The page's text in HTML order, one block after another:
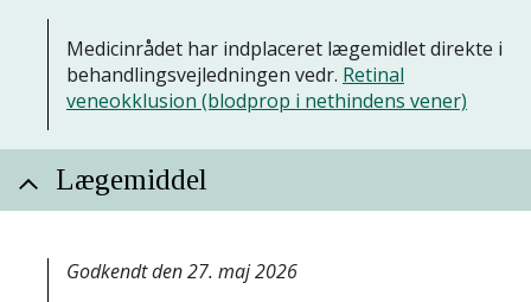
Medicinrådet har indplaceret lægemidlet direkte i
behandlingsvejledningen vedr. Retinal
veneokklusion (blodprop i nethindens vener)
Lægemiddel
Godkendt den 27. maj 2026